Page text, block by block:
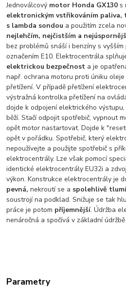
Jednoválcový motor Honda GX130 s
elektronickým vstřikováním
s lambda sondou a použitím zcela
nejlehčím, nejčistším a
bez problémů snáší i benzíny s
označením E10. Elektrocentrála
elektrickou bezpečnost a je
např. ochrana motoru proti úniku
přetížení. V případě přetížení
výstražná kontrolka přetížení na
dojde k odpojení elektrického
běží. Stačí odpojit spotřebič, vypnout
opět motor nastartovat. Dojde k
opět v pořádku. Spotřebič, který
nepoužívejte a použijte spotřebič s
elektrocentrály. Lze však pomocí
identické elektrocentrály EU32i a
výkon. Konstrukce elektrocentrály je
pevná, nekroutí se a spolehlivě
soustrojí na podklad. Snižuje se tak
práce je potom příjemnější. Údržba
nenáročná a spočívá v základní
Parametry